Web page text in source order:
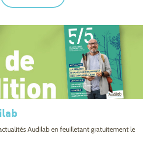
Audilab en feuilletant gratuitement le